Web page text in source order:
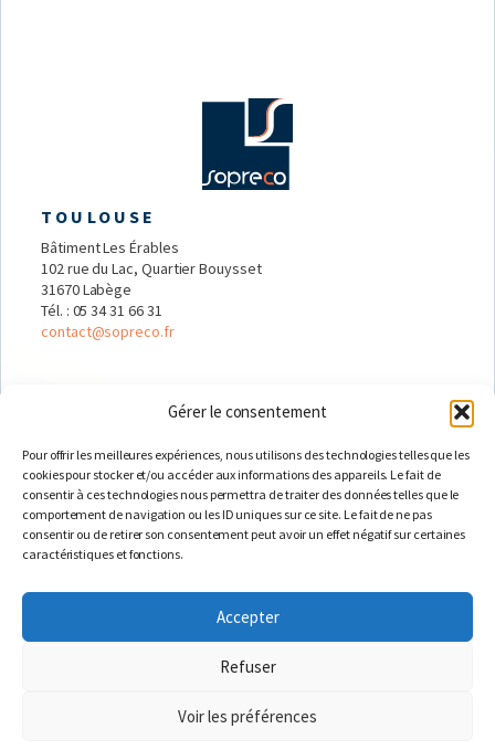
Gérer le consentement
Pour offrir les meilleures expériences, nous utilisons des technologies telles que les
cookies pour stocker et/ou accéder aux informations des appareils. Le fait de
consentir à ces technologies nous permettra de traiter des données telles que le
comportement de navigation ou les ID uniques sur ce site. Le fait de ne pas
consentir ou de retirer son consentement peut avoir un effet négatif sur certaines
caractéristiques et fonctions.
Accepter
Refuser
Voir les préférences
TOULOUSE
Bâtiment Les Érables
102 rue du Lac, Quartier Bouysset
31670 Labège
Tél. : 05 34 31 66 31
contact@sopreco.fr
33610 Canéjan
Tél. :05 57 26 15 16